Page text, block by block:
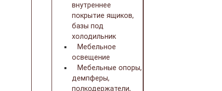
внутреннее
покрытие ящиков,
базы под
холодильник
Мебельное
освещение
Мебельные опоры,
демпферы,
полкодержатели,